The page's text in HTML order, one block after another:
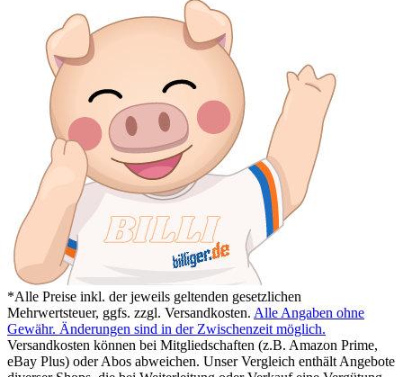
*Alle Preise inkl. der jeweils geltenden gesetzlichen
Mehrwertsteuer, ggfs. zzgl. Versandkosten. Alle Angaben ohne
Gewähr. Änderungen sind in der Zwischenzeit möglich.
Versandkosten können bei Mitgliedschaften (z.B. Amazon Prime,
eBay Plus) oder Abos abweichen. Unser Vergleich enthält Angebote